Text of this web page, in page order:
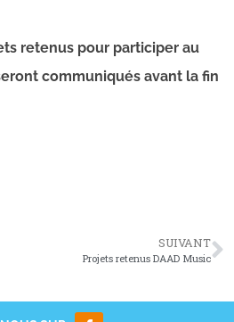
retenus pour participer au
communiqués avant la fin
SUIVANT
Projets retenus DAAD Music